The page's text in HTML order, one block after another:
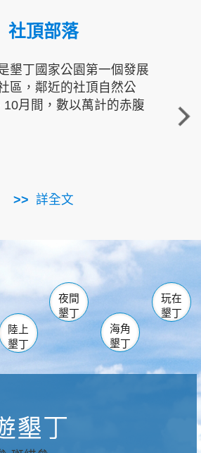
社頂部落
墾丁國家公園第一個發展
區，鄰近的社頂自然公
10月間，數以萬計的赤腹
詳全文
重
走進
南仁湖
佳樂水
然中心 森林遊樂區
墾管處遊客中心
社頂公園 風吹沙
船帆石 龍磐公園
香蕉灣
砂島
鵝鑾鼻
陸上
墾丁
夜間
墾丁
海角
墾丁
玩在
墾丁